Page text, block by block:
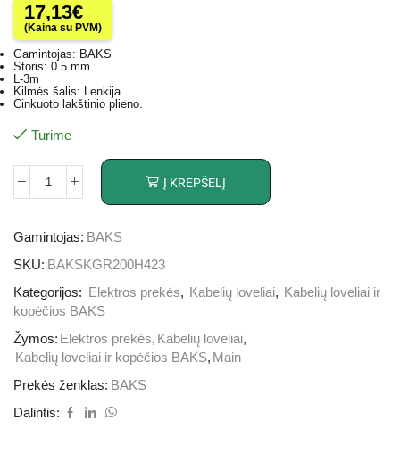
17,13€
(Kaina su PVM)
Gamintojas: BAKS
Storis: 0.5 mm
L-3m
Kilmės šalis: Lenkija
Cinkuoto lakštinio plieno.
Turime
Į KREPŠELĮ
Gamintojas: BAKS
SKU: BAKSKGR200H423
Kategorijos:
Elektros prekės, Kabelių loveliai, Kabelių loveliai ir
kopėčios BAKS
Žymos: Elektros prekės, Kabelių loveliai,
Kabelių loveliai ir kopėčios BAKS, Main
Prekės ženklas: BAKS
Dalintis: